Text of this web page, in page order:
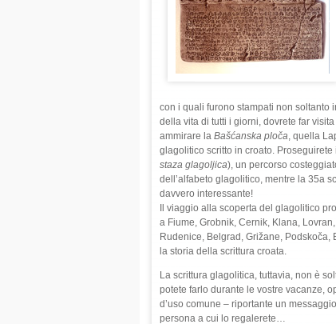
con i quali furono stampati non soltanto
della vita di tutti i giorni, dovrete far
ammirare la Bašćanska ploča, quella
glagolitico scritto in croato.
staza glagoljica), un percorso
dell’alfabeto glagolitico, mentre la 35a
davvero interessante!
Il viaggio alla scoperta del glagolitico
a Fiume, Grobnik, Cernik, Klana,
Rudenice, Belgrad, Grižane,
la storia della scrittura croata.
La scrittura glagolitica, tuttavia, non è
potete farlo durante le vostre vacanze,
d’uso comune – riportante un
persona a cui lo regalerete…